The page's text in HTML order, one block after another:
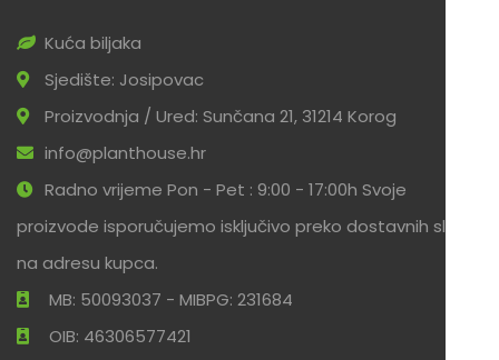
Kuća biljaka
Sjedište: Josipovac
Proizvodnja / Ured: Sunčana 21, 31214 Korog
info@planthouse.hr
Radno vrijeme Pon - Pet : 9:00 - 17:00h Svoje
proizvode isporučujemo isključivo preko dostavnih službi
na adresu kupca.
MB: 50093037 - MIBPG: 231684
OIB: 46306577421